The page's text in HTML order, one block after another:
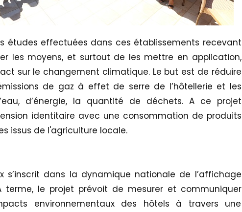
études effectuées dans ces établissements recevant
les moyens, et surtout de les mettre en application,
sur le changement climatique. Le but est de réduire
de gaz à effet de serre de l’hôtellerie et les
d’énergie, la quantité de déchets. A ce projet
identitaire avec une consommation de produits
issus de l'agriculture locale.
s’inscrit dans la dynamique nationale de l’affichage
terme, le projet prévoit de mesurer et communiquer
environnementaux des hôtels à travers une